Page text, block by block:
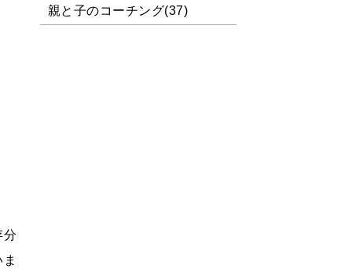
分
親と子のコーチング(37)